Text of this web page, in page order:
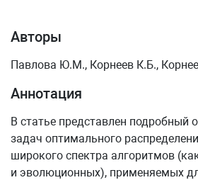
Авторы
Павлова Ю.М., Корнеев К.Б.,
Аннотация
В статье представлен подробный
задач оптимального
широкого спектра алгоритмов
и эволюционных), применяемых